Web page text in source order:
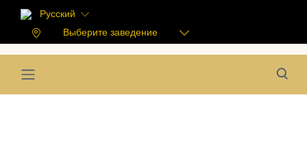
Русский
Выберите заведение